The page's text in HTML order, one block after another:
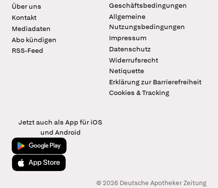
Über uns
Kontakt
Mediadaten
Abo kündigen
RSS-Feed
Geschäftsbedingungen
Allgemeine
Nutzungsbedingungen
Impressum
Datenschutz
Widerrufsrecht
Netiquette
Erklärung zur Barrierefreiheit
Cookies & Tracking
Jetzt auch als App für iOS
und Android
Jetzt bei Google Play
Laden im App Store
© 2026 Deutsche Apotheker Zeitung